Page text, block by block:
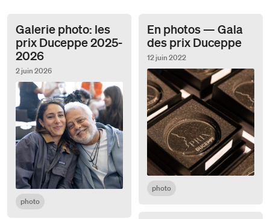
Galerie photo: les
prix Duceppe 2025-
2026
2 juin 2026
photo
En photos — Gala
des prix Duceppe
12 juin 2022
photo